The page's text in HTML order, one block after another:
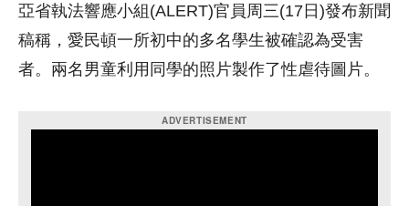
亞省執法響應小組(ALERT)官員周三(17日)發布新聞
稿稱，愛民頓一所初中的多名學生被確認為受害
者。兩名男童利用同學的照片製作了性虐待圖片。